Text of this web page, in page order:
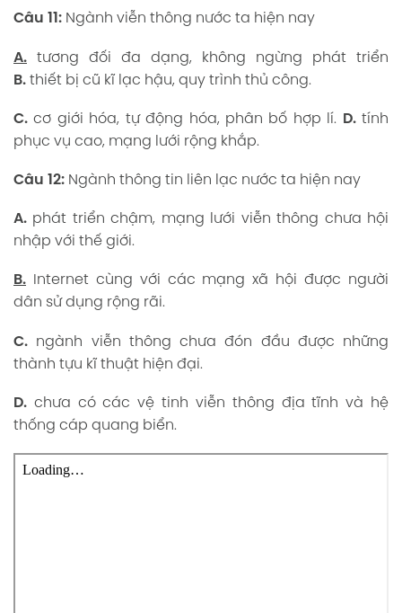
Câu 11: Ngành viễn thông nước ta hiện nay
A. tương đối đa dạng, không ngừng phát triển
B. thiết bị cũ kĩ lạc hậu, quy trình thủ công.
C. cơ giới hóa, tự động hóa, phân bố hợp lí. D.tính
phục vụ cao, mạng lưới rộng khắp.
Câu 12: Ngành thông tin liên lạc nước ta hiện nay
A. phát triển chậm, mạng lưới viễn thông chưa hội
nhập với thế giới.
B. Internet cùng với các mạng xã hội được người
dân sử dụng rộng rãi.
C. ngành viễn thông chưa đón đầu được những
thành tựu kĩ thuật hiện đại.
D. chưa có các vệ tinh viễn thông địa tĩnh và hệ
thống cáp quang biển.